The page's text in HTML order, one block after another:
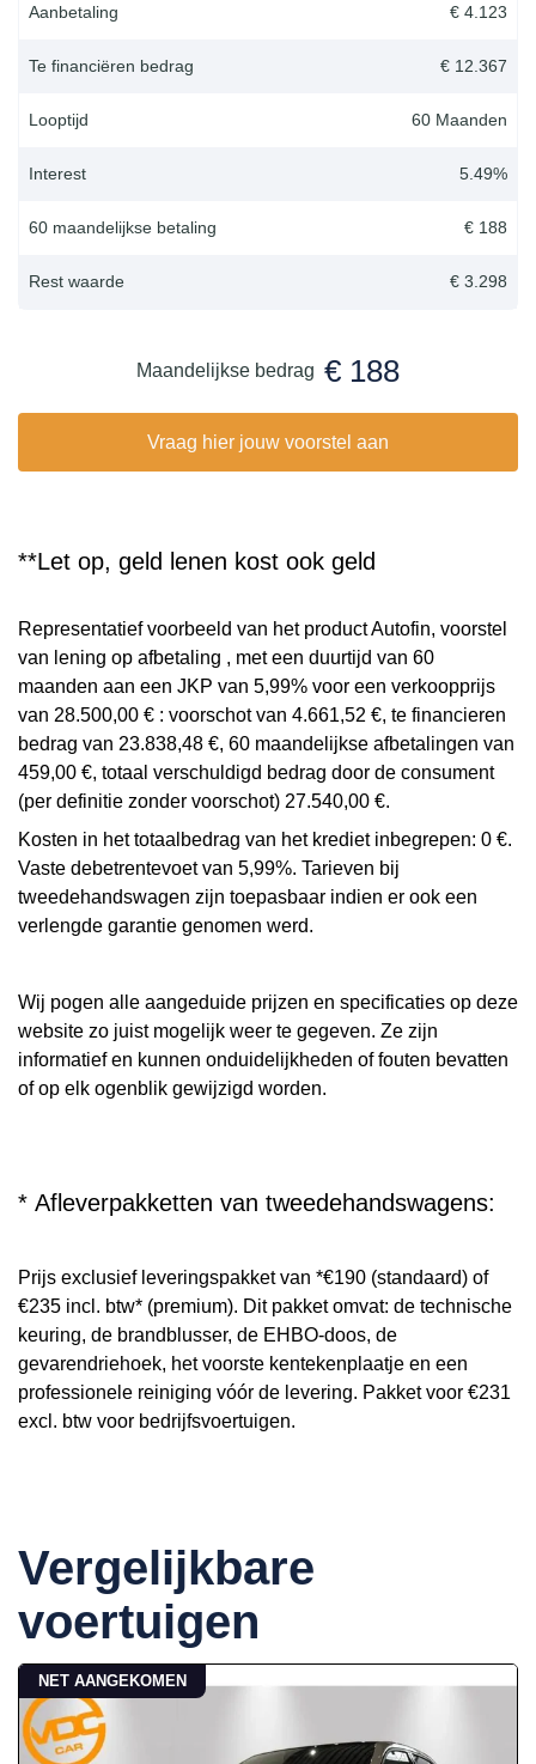
Aanbetaling € 4.123
Te financiëren bedrag € 12.367
Looptijd 60 Maanden
Interest 5.49%
60 maandelijkse betaling € 188
Rest waarde € 3.298
Maandelijkse bedrag € 188
Vraag hier jouw voorstel aan
**Let op, geld lenen kost ook geld
Representatief voorbeeld van het product Autofin, voorstel
van lening op afbetaling , met een duurtijd van 60
maanden aan een JKP van 5,99% voor een verkoopprijs
van 28.500,00 € : voorschot van 4.661,52 €, te financieren
bedrag van 23.838,48 €, 60 maandelijkse afbetalingen van
459,00 €, totaal verschuldigd bedrag door de consument
(per definitie zonder voorschot) 27.540,00 €.
Kosten in het totaalbedrag van het krediet inbegrepen: 0 €.
Vaste debetrentevoet van 5,99%. Tarieven bij
tweedehandswagen zijn toepasbaar indien er ook een
verlengde garantie genomen werd.
Wij pogen alle aangeduide prijzen en specificaties op deze
website zo juist mogelijk weer te gegeven. Ze zijn
informatief en kunnen onduidelijkheden of fouten bevatten
of op elk ogenblik gewijzigd worden.
* Afleverpakketten van tweedehandswagens:
Prijs exclusief leveringspakket van *€190 (standaard) of
€235 incl. btw* (premium). Dit pakket omvat: de technische
keuring, de brandblusser, de EHBO-doos, de
gevarendriehoek, het voorste kentekenplaatje en een
professionele reiniging vóór de levering. Pakket voor €231
excl. btw voor bedrijfsvoertuigen.
Vergelijkbare
voertuigen
NET AANGEKOMEN